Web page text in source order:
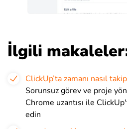
İlgili
ClickUp’ta zamanı nasıl
Sorunsuz görev ve proje
Chrome uzantısı ile
edin